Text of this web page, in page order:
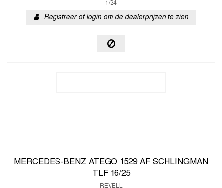
1/24
Registreer of login om de dealerprijzen te zien
MERCEDES-BENZ ATEGO 1529 AF SCHLINGMAN
TLF 16/25
REVELL